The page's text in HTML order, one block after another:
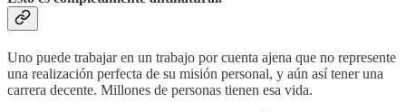
Uno puede trabajar en un trabajo por cuenta ajena que no represente
una realización perfecta de su misión personal, y aún así tener una
carrera decente. Millones de personas tienen esa vida.